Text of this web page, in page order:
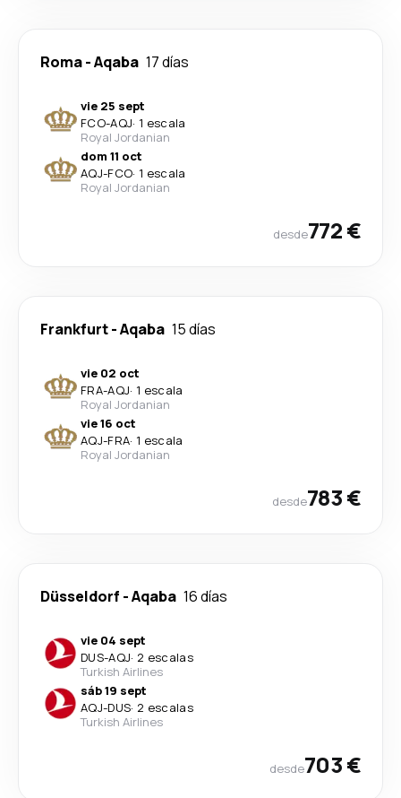
Roma-Aqaba 17 días
vie 25 sept
FCO-AQJ· 1 escala
Royal Jordanian
dom 11 oct
AQJ-FCO· 1 escala
Royal Jordanian
desde772 €
Frankfurt-Aqaba 15 días
vie 02 oct
FRA-AQJ· 1 escala
Royal Jordanian
vie 16 oct
AQJ-FRA· 1 escala
Royal Jordanian
desde783 €
Düsseldorf -Aqaba 16 días
vie 04 sept
DUS-AQJ· 2 escalas
Turkish Airlines
sáb 19 sept
AQJ-DUS· 2 escalas
Turkish Airlines
desde703 €